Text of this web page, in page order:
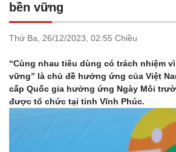
bền vững
Thứ Ba, 26/12/2023, 02:55 Chiều
“Cùng nhau tiêu dùng có trách nhiệm
vững” là chủ đề hưởng ứng của Việt
cấp Quốc gia hưởng ứng Ngày Môi
được tổ chức tại tỉnh Vĩnh Phúc.